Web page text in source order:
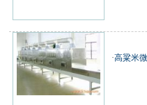
·高粱米